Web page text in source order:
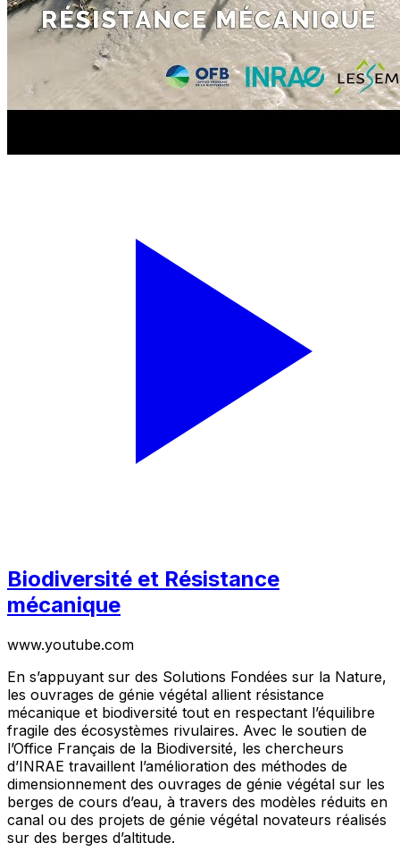
Biodiversité et Résistance
mécanique
www.youtube.com
En s’appuyant sur des Solutions Fondées sur la Nature,
les ouvrages de génie végétal allient résistance
mécanique et biodiversité tout en respectant l’équilibre
fragile des écosystèmes rivulaires. Avec le soutien de
l’Office Français de la Biodiversité, les chercheurs
d’INRAE travaillent l’amélioration des méthodes de
dimensionnement des ouvrages de génie végétal sur les
berges de cours d’eau, à travers des modèles réduits en
canal ou des projets de génie végétal novateurs réalisés
sur des berges d’altitude.